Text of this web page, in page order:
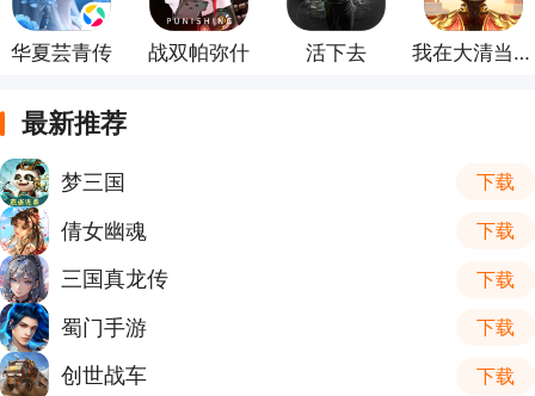
华夏芸青传 战双帕弥什 活下去 我在大清当皇帝
最新推荐
梦三国 下载
倩女幽魂 下载
三国真龙传 下载
蜀门手游 下载
创世战车 下载